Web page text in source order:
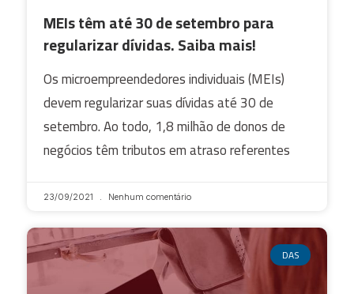
MEIs têm até 30 de setembro para
regularizar dívidas. Saiba mais!
Os microempreendedores individuais (MEIs)
devem regularizar suas dívidas até 30 de
setembro. Ao todo, 1,8 milhão de donos de
negócios têm tributos em atraso referentes
23/09/2021 Nenhum comentário
DAS